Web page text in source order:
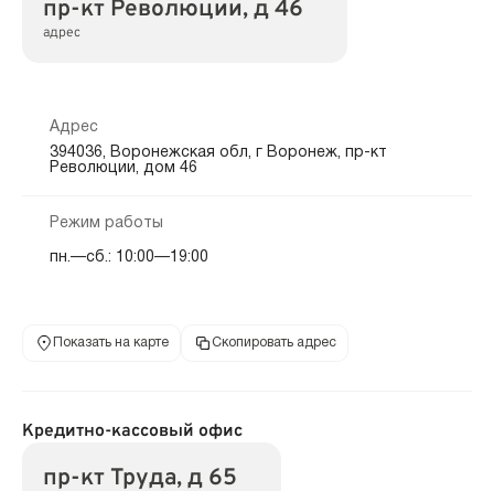
пр-кт Революции, д 46
адрес
Адрес
394036, Воронежская обл, г Воронеж, пр-кт
Революции, дом 46
Режим работы
пн.—сб.: 10:00—19:00
Показать на карте Скопировать адрес
Кредитно-кассовый офис
пр-кт Труда, д 65